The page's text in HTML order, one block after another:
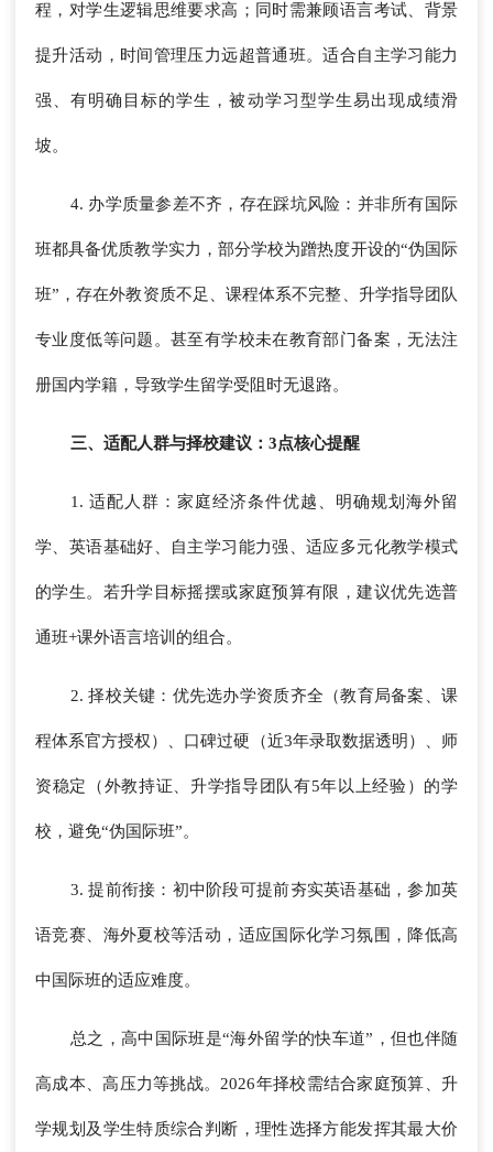
程，对学生逻辑思维要求高；同时需兼顾语言考试、背景
提升活动，时间管理压力远超普通班。适合自主学习能力
强、有明确目标的学生，被动学习型学生易出现成绩滑
坡。
4. 办学质量参差不齐，存在踩坑风险：并非所有国际
班都具备优质教学实力，部分学校为蹭热度开设的“伪国际
班”，存在外教资质不足、课程体系不完整、升学指导团队
专业度低等问题。甚至有学校未在教育部门备案，无法注
册国内学籍，导致学生留学受阻时无退路。
三、适配人群与择校建议：3点核心提醒
1. 适配人群：家庭经济条件优越、明确规划海外留
学、英语基础好、自主学习能力强、适应多元化教学模式
的学生。若升学目标摇摆或家庭预算有限，建议优先选普
通班+课外语言培训的组合。
2. 择校关键：优先选办学资质齐全（教育局备案、课
程体系官方授权）、口碑过硬（近3年录取数据透明）、师
资稳定（外教持证、升学指导团队有5年以上经验）的学
校，避免“伪国际班”。
3. 提前衔接：初中阶段可提前夯实英语基础，参加英
语竞赛、海外夏校等活动，适应国际化学习氛围，降低高
中国际班的适应难度。
总之，高中国际班是“海外留学的快车道”，但也伴随
高成本、高压力等挑战。2026年择校需结合家庭预算、升
学规划及学生特质综合判断，理性选择方能发挥其最大价